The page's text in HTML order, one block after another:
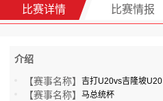
比赛详情 比赛情报
介绍
【赛事名称】吉打U20vs吉隆坡U20
【赛事名称】马总统杯